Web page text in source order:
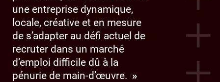
une entreprise dynamique,
locale, créative et en mesure
de s’adapter au défi actuel de
recruter dans un marché
d’emploi difficile dû à la
pénurie de main-d’œuvre.